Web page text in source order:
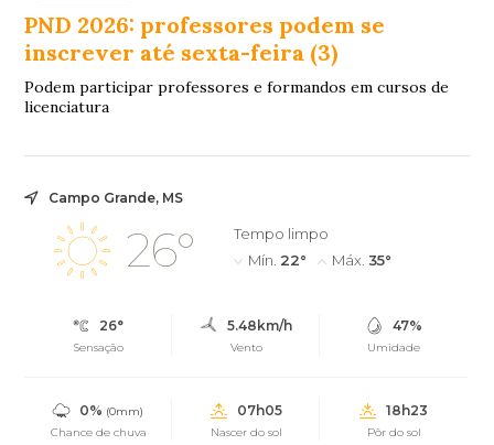
PND 2026: professores podem se
inscrever até sexta-feira (3)
Podem participar professores e formandos em cursos de
licenciatura
Campo Grande, MS
26°
Tempo limpo
Mín. 22° Máx. 35°
26°
Sensação
5.48km/h
Vento
47%
Umidade
0% (0mm)
Chance de chuva
07h05
Nascer do sol
18h23
Pôr do sol